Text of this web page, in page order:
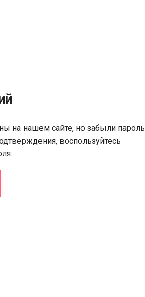
на нашем сайте, но забыли пароль
воспользуйтесь